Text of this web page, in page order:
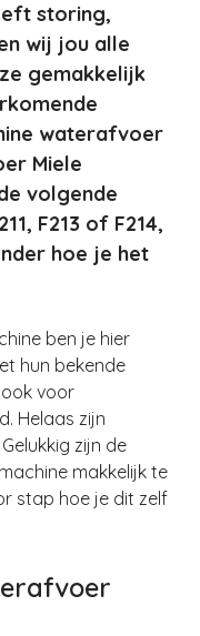
storing,
wij jou alle
gemakkelijk
waterafvoer
Miele
volgende
F213 of F214,
hoe je het
ben je hier
hun bekende
voor
Helaas zijn
zijn de
makkelijk te
stap hoe je dit zelf